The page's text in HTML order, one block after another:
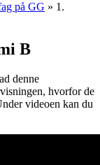
på GG » 1.
B
denne
hvorfor de
videoen kan du